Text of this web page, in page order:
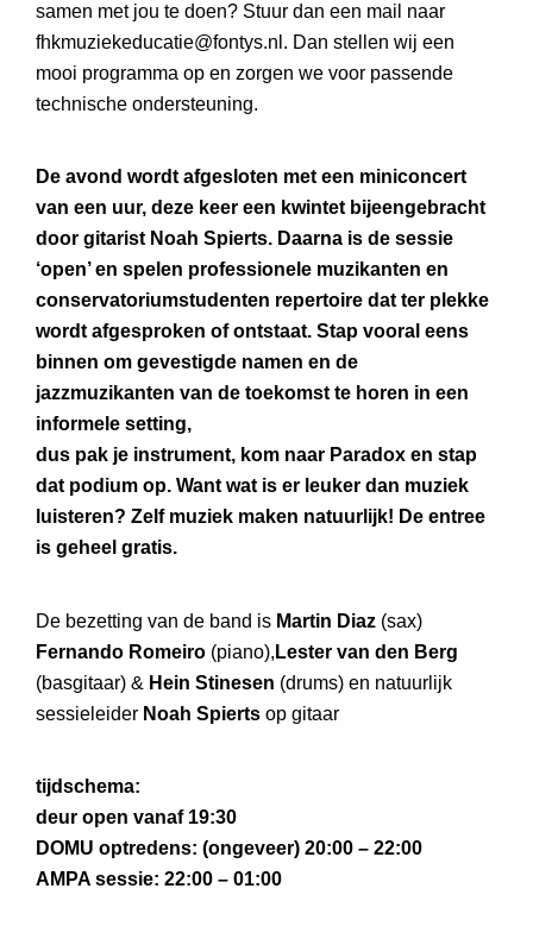
samen met jou te doen? Stuur dan een mail naar
fhkmuziekeducatie@fontys.nl . Dan stellen wij een
mooi programma op en zorgen we voor passende
technische ondersteuning.
De avond wordt afgesloten met een miniconcert
van een uur, deze keer een kwintet bijeengebracht
door gitarist Noah Spierts. Daarna is de sessie
‘open’ en spelen professionele muzikanten en
conservatoriumstudenten repertoire dat ter plekke
wordt afgesproken of ontstaat. Stap vooral eens
binnen om gevestigde namen en de
jazzmuzikanten van de toekomst te horen in een
informele setting,
dus pak je instrument, kom naar Paradox en stap
dat podium op. Want wat is er leuker dan muziek
luisteren? Zelf muziek maken natuurlijk! De entree
is geheel gratis.
De bezetting van de band is Martin Diaz (sax)
Fernando Romeiro (piano), Lester van den Berg
(basgitaar) & Hein Stinesen (drums) en natuurlijk
sessieleider Noah Spierts op gitaar
tijdschema:
deur open vanaf 19:30
DOMU optredens: (ongeveer) 20:00 – 22:00
AMPA sessie: 22:00 – 01:00